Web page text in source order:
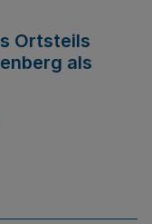
Ortsteils
als